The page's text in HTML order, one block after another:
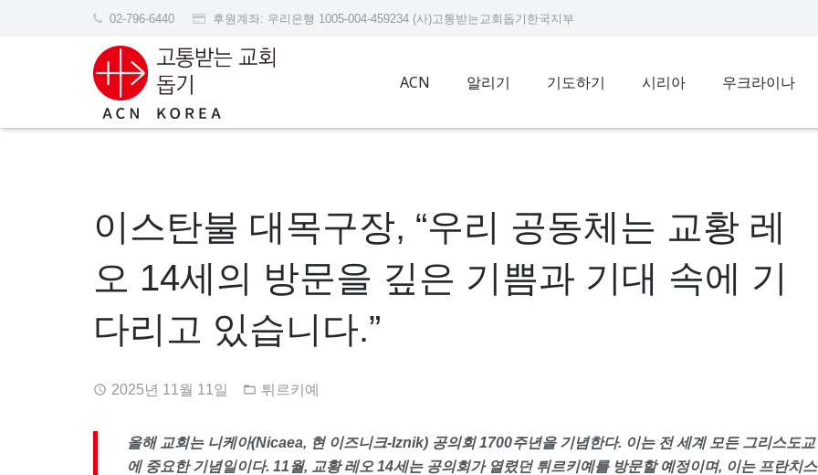
02-796-6440 후원계좌: 우리은행 1005-004-459234 (사)고통받는교회돕기한국지부
ACN 알리기 기도하기 시리아 우크라이나
이스탄불 대목구장, “우리 공동체는 교황 레
오 14세의 방문을 깊은 기쁨과 기대 속에 기
다리고 있습니다.”
2025년 11월 11일 튀르키예
올해 교회는 니케아(Nicaea, 현 이즈니크-Iznik) 공의회1700주년을 기념한다. 이는 전 세계 모든 그리스도교
에 중요한 기념일이다. 11 월, 교황 레오 14세는 공의회가 열렸던 튀르키예를 방문할 예정이며, 이는 프란치스